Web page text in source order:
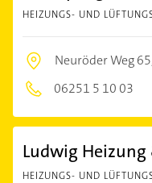
HEIZUNGS- UND
Neuröder Weg
06251 5 10 03
Ludwig
HEIZUNGS- UND